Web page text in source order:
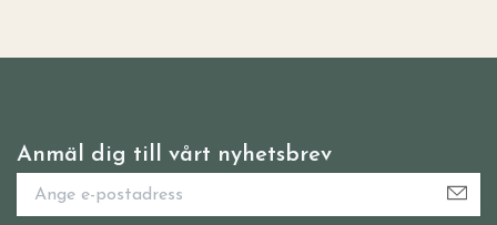
Anmäl dig till vårt nyhetsbrev